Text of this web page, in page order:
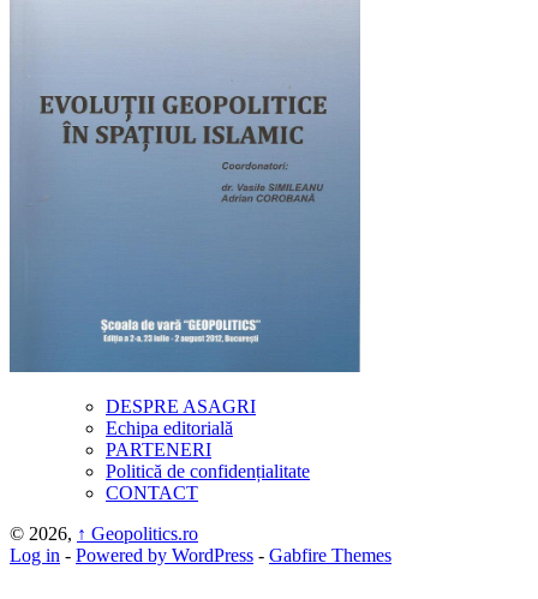
DESPRE ASAGRI
Echipa editorială
PARTENERI
Politică de confidențialitate
CONTACT
© 2026, ↑ Geopolitics.ro
Log in - Powered by WordPress - Gabfire Themes